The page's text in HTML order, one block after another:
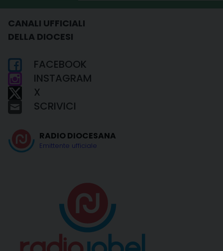
CANALI UFFICIALI
DELLA DIOCESI
FACEBOOK
INSTAGRAM
X
SCRIVICI
RADIO DIOCESANA
Emittente ufficiale